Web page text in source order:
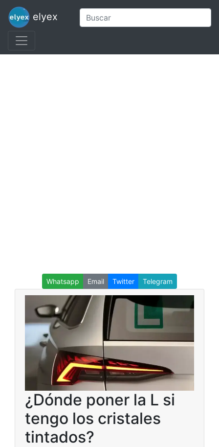
elyex
Whatsapp Email Twitter Telegram
¿Dónde poner la L si
tengo los cristales
tintados?